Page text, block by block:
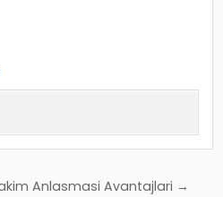
Anlasmasi Avantajlari →